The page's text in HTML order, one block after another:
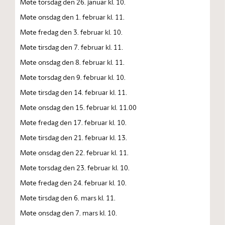
Møte onsdag den 1. februar kl. 11.
Møte fredag den 3. februar kl. 10.
Møte tirsdag den 7. februar kl. 11.
Møte onsdag den 8. februar kl. 11.
Møte torsdag den 9. februar kl. 10.
Møte tirsdag den 14. februar kl. 11.
Møte onsdag den 15. februar kl. 11.00
Møte fredag den 17. februar kl. 10.
Møte tirsdag den 21. februar kl. 13.
Møte onsdag den 22. februar kl. 11.
Møte torsdag den 23. februar kl. 10.
Møte fredag den 24. februar kl. 10.
Møte tirsdag den 6. mars kl. 11.
Møte onsdag den 7. mars kl. 10.